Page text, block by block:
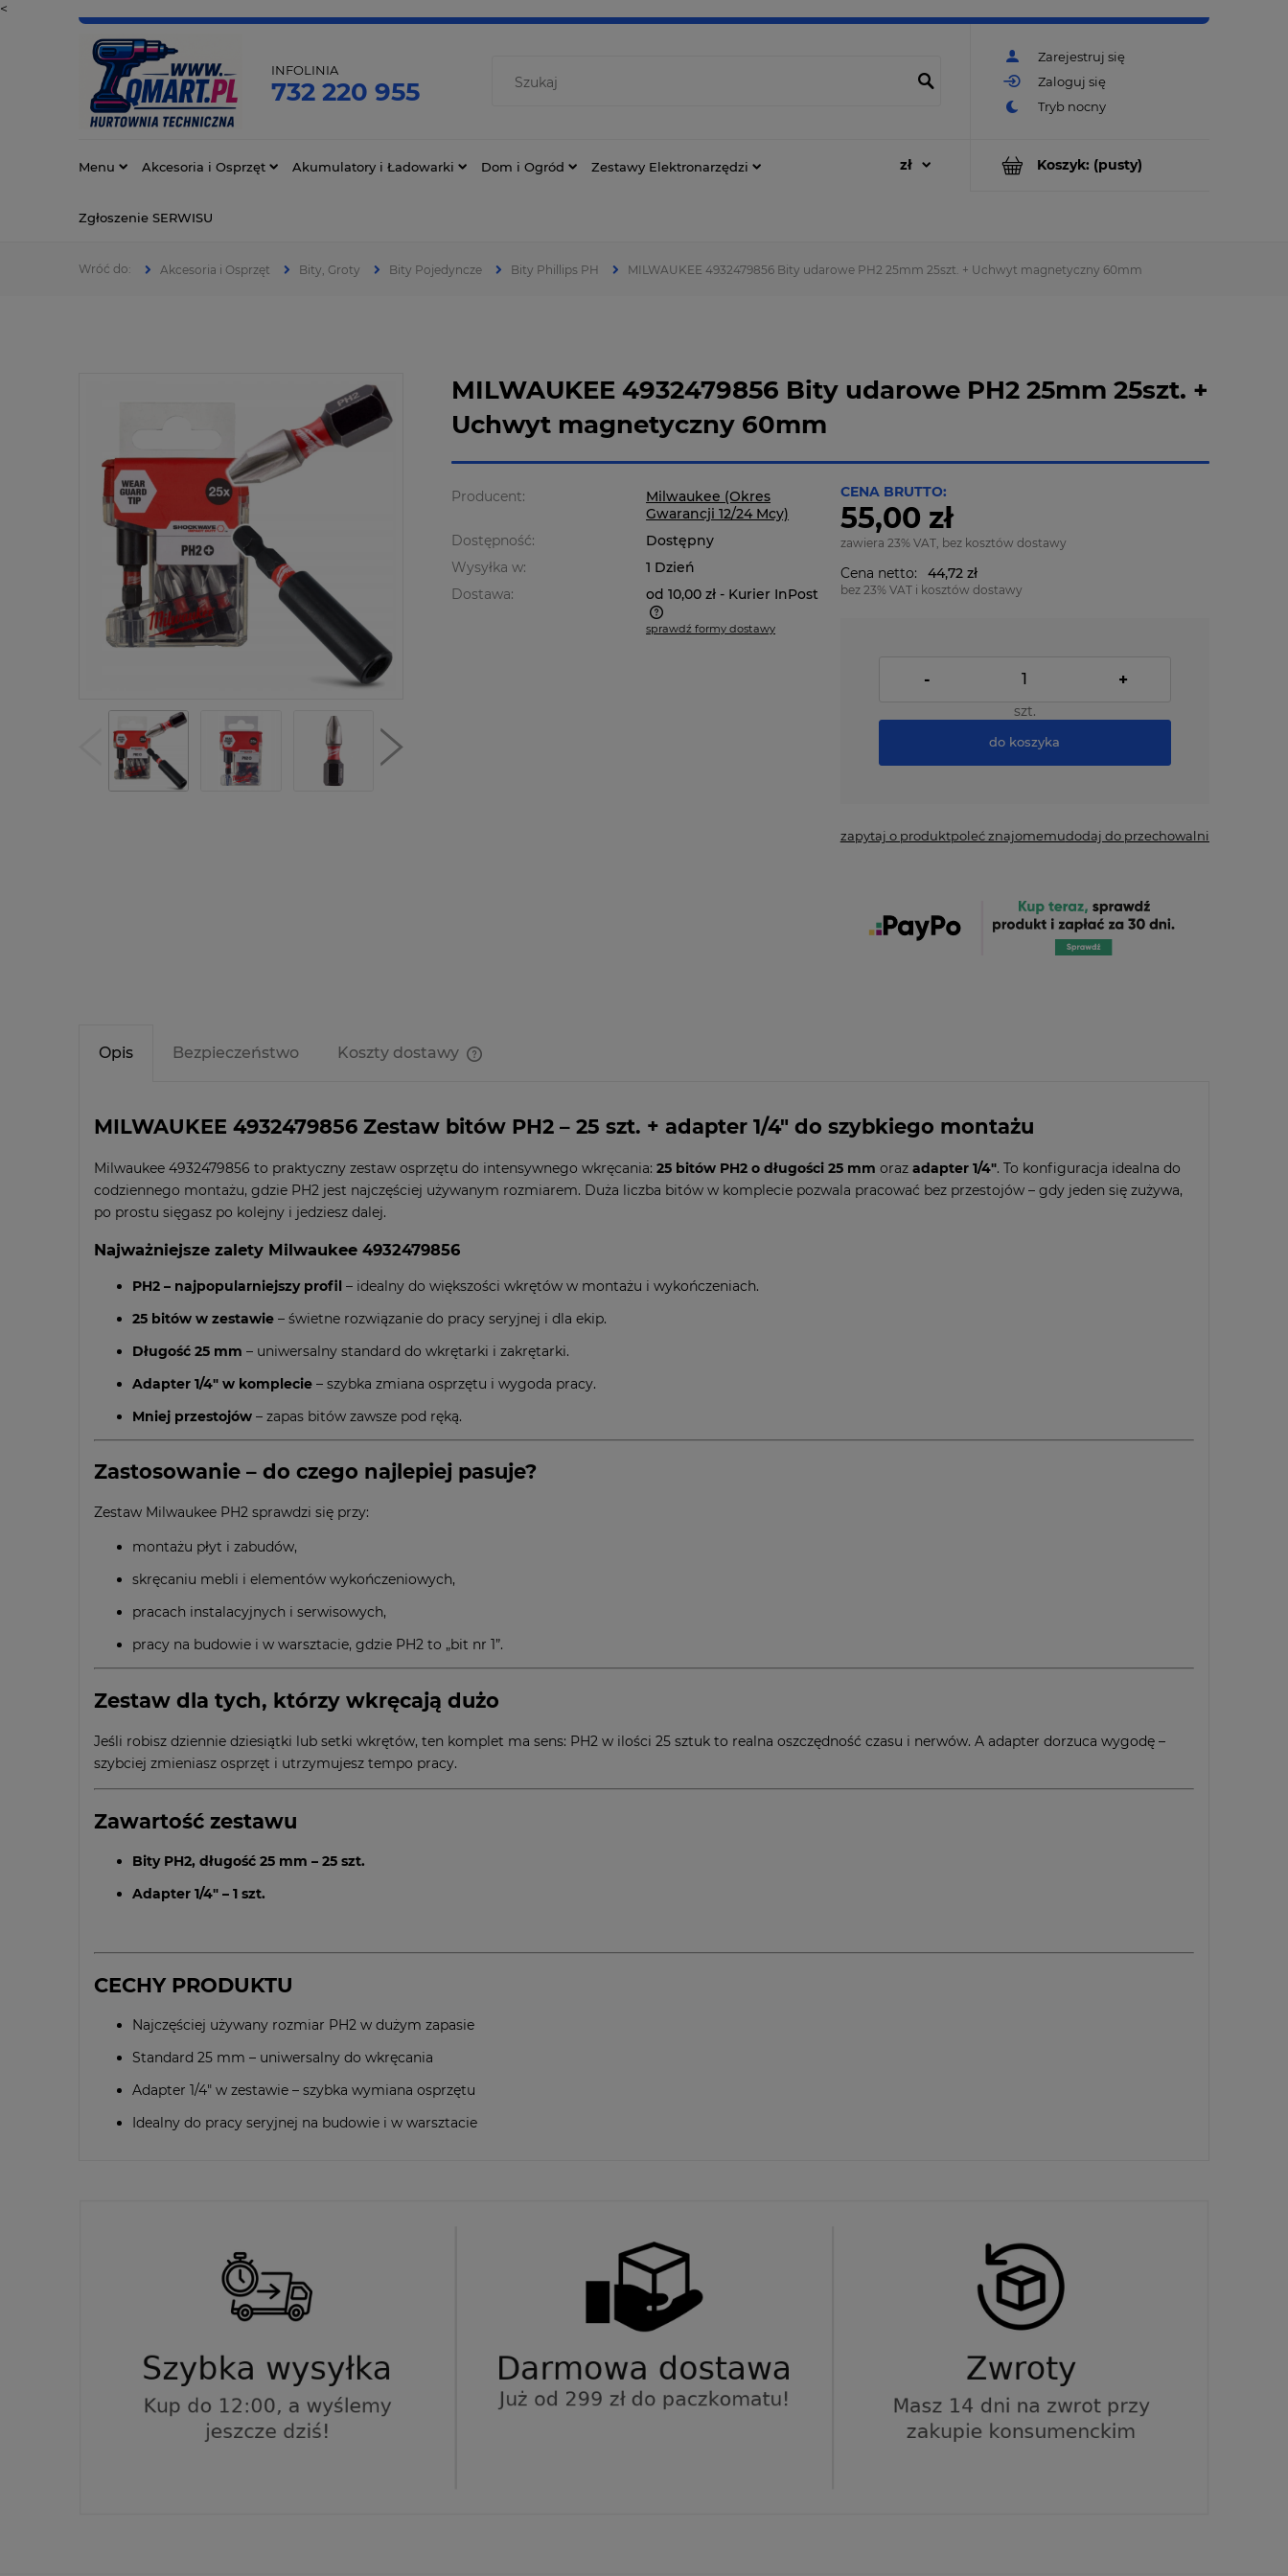
<
Zarejestruj się
Zaloguj się
INFOLINIA
732 220 955
Koszyk: (pusty)
Menu Akcesoria i Osprzęt Akumulatory i Ładowarki Dom i Ogród Zestawy Elektronarzędzi
Zgłoszenie SERWISU
Akcesoria i Osprzęt Bity, Groty Bity Pojedyncze Bity Phillips PH MILWAUKEE 4932479856 Bity udarowe PH2 25mm 25szt. + Uchwyt magnetyczny 60mm
MILWAUKEE 4932479856 Bity udarowe PH2 25mm 25szt. +
Uchwyt magnetyczny 60mm
Producent:
Milwaukee (Okres
Gwarancji 12/24 Mcy)
Dostępność:
Dostępny
Wysyłka w:
1 Dzień
Dostawa:
od 10,00 zł - Kurier InPost
sprawdź formy dostawy
CENA BRUTTO:
55,00 zł
zawiera 23% VAT, bez kosztów dostawy
Cena netto: 44,72 zł
bez 23% VAT i kosztów dostawy
- +
szt.
do koszyka
zapytaj o produktpoleć znajomemudodaj do przechowalni
Opis Bezpieczeństwo Koszty dostawy
MILWAUKEE 4932479856 Zestaw bitów PH2 – 25 szt. + adapter 1/4" do szybkiego montażu
Milwaukee 4932479856 to praktyczny zestaw osprzętu do intensywnego wkręcania: 25 bitów PH2 o długości 25 mm oraz adapter 1/4". To konfiguracja idealna do
codziennego montażu, gdzie PH2 jest najczęściej używanym rozmiarem. Duża liczba bitów w komplecie pozwala pracować bez przestojów – gdy jeden się zużywa,
po prostu sięgasz po kolejny i jedziesz dalej.
Najważniejsze zalety Milwaukee 4932479856
PH2 – najpopularniejszy profil – idealny do większości wkrętów w montażu i wykończeniach.
25 bitów w zestawie – świetne rozwiązanie do pracy seryjnej i dla ekip.
Długość 25 mm – uniwersalny standard do wkrętarki i zakrętarki.
Adapter 1/4" w komplecie – szybka zmiana osprzętu i wygoda pracy.
Mniej przestojów – zapas bitów zawsze pod ręką.
Zastosowanie – do czego najlepiej pasuje?
Zestaw Milwaukee PH2 sprawdzi się przy:
montażu płyt i zabudów,
skręcaniu mebli i elementów wykończeniowych,
pracach instalacyjnych i serwisowych,
pracy na budowie i w warsztacie, gdzie PH2 to „bit nr 1”.
Zestaw dla tych, którzy wkręcają dużo
Jeśli robisz dziennie dziesiątki lub setki wkrętów, ten komplet ma sens: PH2 w ilości 25 sztuk to realna oszczędność czasu i nerwów. A adapter dorzuca wygodę –
szybciej zmieniasz osprzęt i utrzymujesz tempo pracy.
Zawartość zestawu
Bity PH2, długość 25 mm – 25 szt.
Adapter 1/4" – 1 szt.
CECHY PRODUKTU
Najczęściej używany rozmiar PH2 w dużym zapasie
Standard 25 mm – uniwersalny do wkręcania
Adapter 1/4" w zestawie – szybka wymiana osprzętu
Idealny do pracy seryjnej na budowie i w warsztacie